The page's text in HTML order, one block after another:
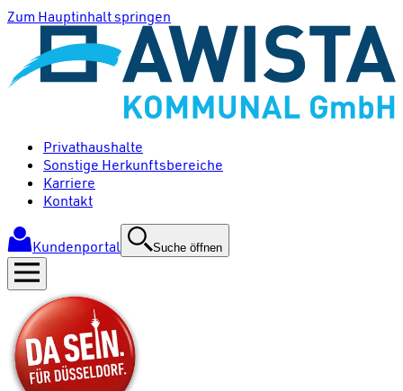
Zum Hauptinhalt springen
Privathaushalte
Sonstige Herkunftsbereiche
Karriere
Kontakt
Kundenportal Suche öffnen